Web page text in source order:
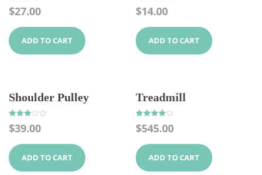
Rated
4.00
$27.00
ADD TO CART
Rated
5.00
$14.00
ADD TO CART
Shoulder Pulley
Rated
3.00
$39.00
ADD TO CART
Treadmill
Rated
4.00
$545.00
ADD TO CART